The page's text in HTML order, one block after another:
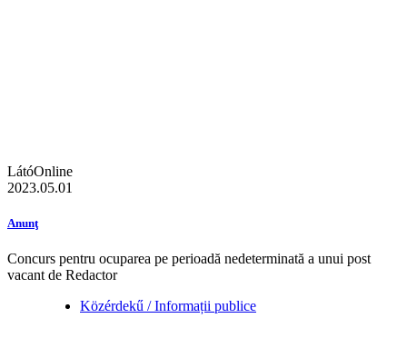
LátóOnline
2023.05.01
Anunţ
Concurs pentru ocuparea pe perioadă nedeterminată a unui post
vacant de Redactor
Közérdekű / Informații publice